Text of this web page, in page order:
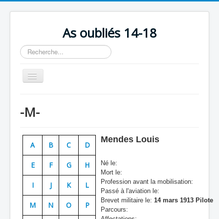
As oubliés 14-18
Rechercher
Basculer
la
Chronologie
Escadrilles
Organisation
Avions
Personnels
Doctrines
-M-
A B C D
E F G H
I J K L
M N O P
Mendes Louis
Né le:
Mort le:
Profession avant la mobilisation:
Passé à l'aviation le:
Brevet militaire le: 14 mars 1913 Pilote
Parcours: